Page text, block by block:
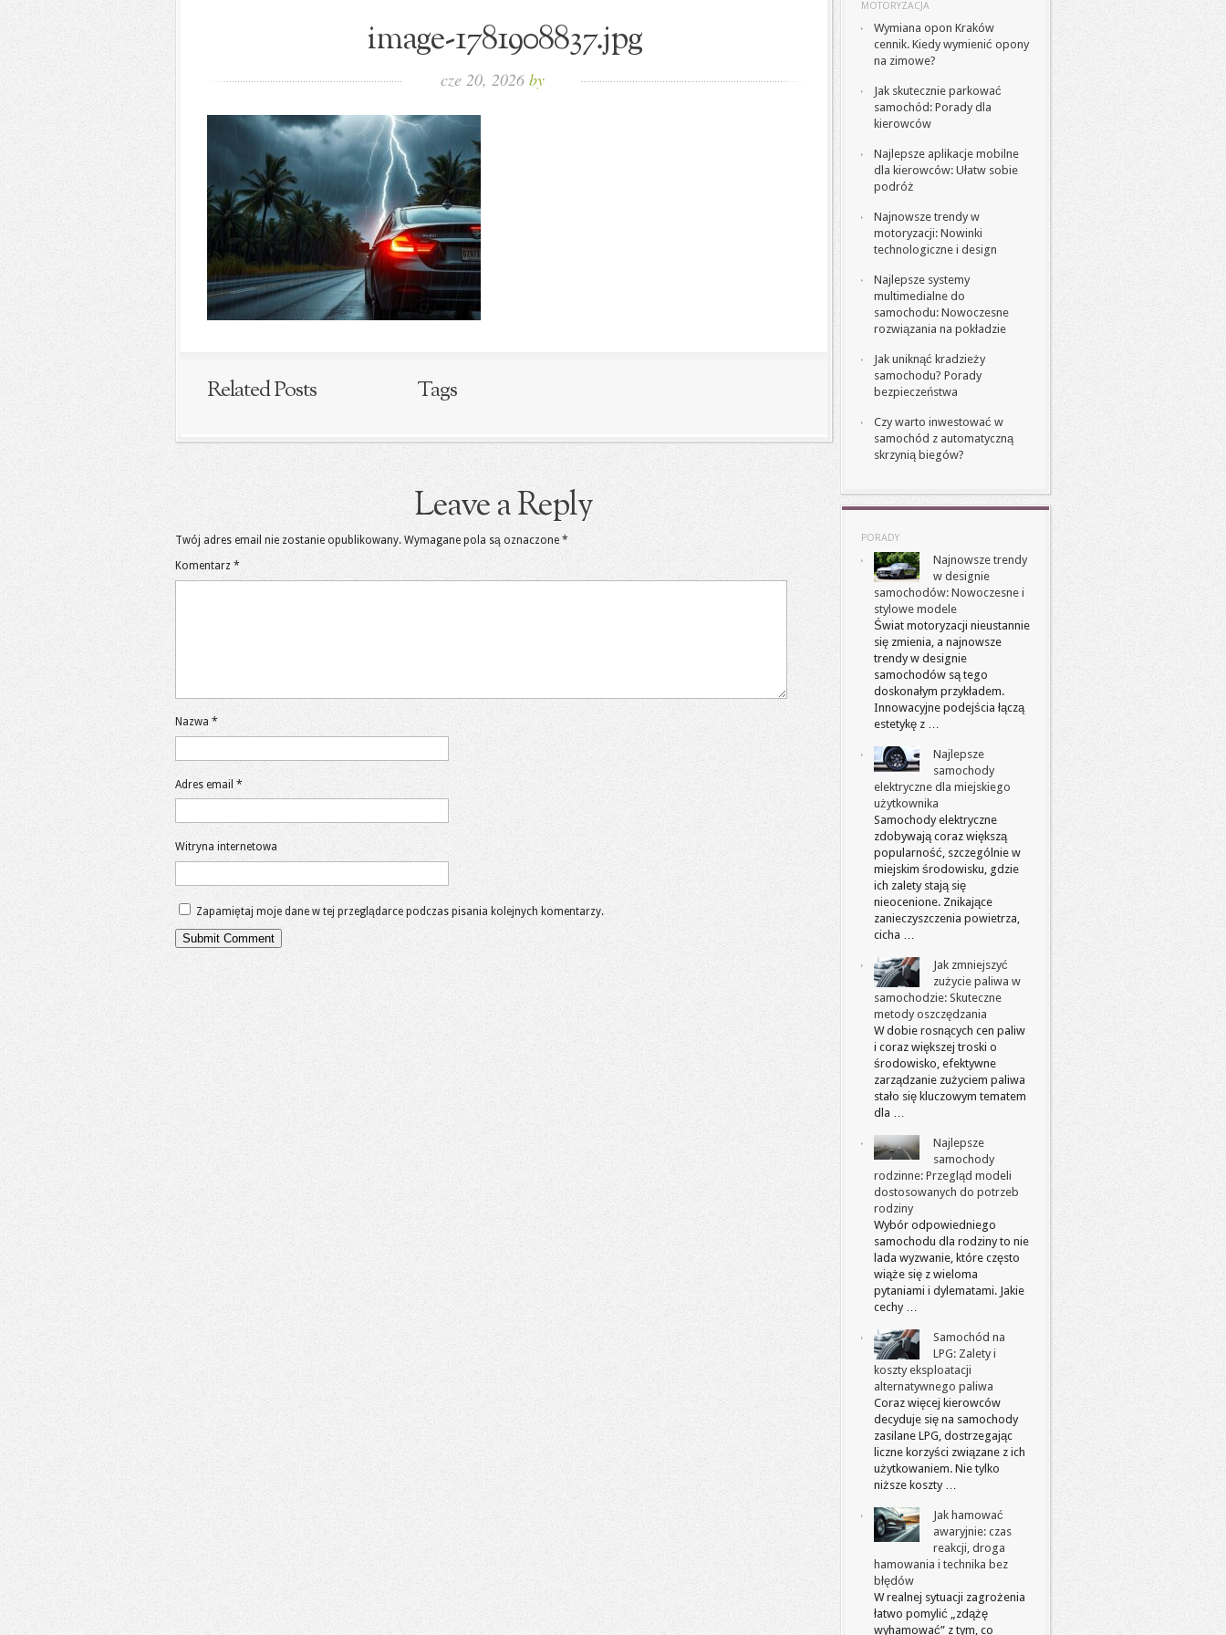
image-1781908837.jpg
cze 20, 2026 by
Related Posts Tags
Leave a Reply
Twój adres email nie zostanie opublikowany. Wymagane pola są oznaczone *
Komentarz *
Nazwa *
Adres email *
Witryna internetowa
Zapamiętaj moje dane w tej przeglądarce podczas pisania kolejnych komentarzy.
MOTORYZACJA
Wymiana opon Kraków
cennik. Kiedy wymienić opony
na zimowe?
Jak skutecznie parkować
samochód: Porady dla
kierowców
Najlepsze aplikacje mobilne
dla kierowców: Ułatw sobie
podróż
Najnowsze trendy w
motoryzacji: Nowinki
technologiczne i design
Najlepsze systemy
multimedialne do
samochodu: Nowoczesne
rozwiązania na pokładzie
Jak uniknąć kradzieży
samochodu? Porady
bezpieczeństwa
Czy warto inwestować w
samochód z automatyczną
skrzynią biegów?
PORADY
Najnowsze trendy
w designie
samochodów: Nowoczesne i
stylowe modele
Świat motoryzacji nieustannie
się zmienia, a najnowsze
trendy w designie
samochodów są tego
doskonałym przykładem.
Innowacyjne podejścia łączą
estetykę z …
Najlepsze
samochody
elektryczne dla miejskiego
użytkownika
Samochody elektryczne
zdobywają coraz większą
popularność, szczególnie w
miejskim środowisku, gdzie
ich zalety stają się
nieocenione. Znikające
zanieczyszczenia powietrza,
cicha …
Jak zmniejszyć
zużycie paliwa w
samochodzie: Skuteczne
metody oszczędzania
W dobie rosnących cen paliw
i coraz większej troski o
środowisko, efektywne
zarządzanie zużyciem paliwa
stało się kluczowym tematem
dla …
Najlepsze
samochody
rodzinne: Przegląd modeli
dostosowanych do potrzeb
rodziny
Wybór odpowiedniego
samochodu dla rodziny to nie
lada wyzwanie, które często
wiąże się z wieloma
pytaniami i dylematami. Jakie
cechy …
Samochód na
LPG: Zalety i
koszty eksploatacji
alternatywnego paliwa
Coraz więcej kierowców
decyduje się na samochody
zasilane LPG, dostrzegając
liczne korzyści związane z ich
użytkowaniem. Nie tylko
niższe koszty …
Jak hamować
awaryjnie: czas
reakcji, droga
hamowania i technika bez
błędów
W realnej sytuacji zagrożenia
łatwo pomylić „zdążę
wyhamować” z tym, co